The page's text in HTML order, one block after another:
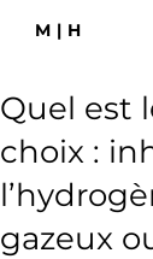
M|H
Quel est
choix :
gazeux